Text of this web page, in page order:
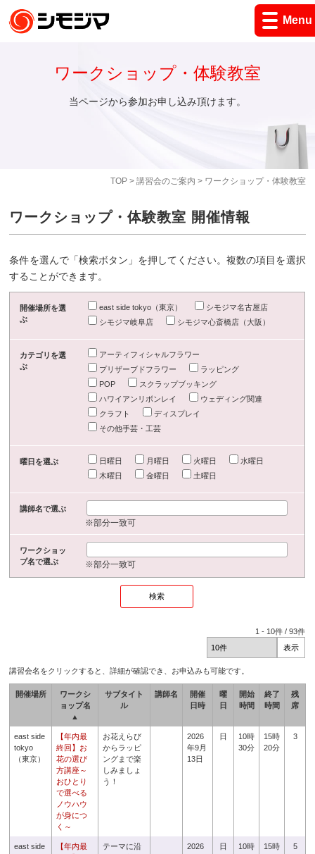
Menu
TOP> 講習会のご案内 > ワークショップ・体験教室
ワークショップ・体験教室
当ページから参加お申し込み頂けます。
ワークショップ・体験教室 開催情報
条件を選んで「検索ボタン」を押してください。複数の項目を選択
することができます。
開催場所を選
ぶ
east side tokyo（東京）
シモジマ名古屋店
シモジマ岐阜店
シモジマ心斎橋店（大阪）
カテゴリを選
ぶ
アーティフィシャルフラワー
プリザーブドフラワー
ラッピング
POP
スクラップブッキング
ハワイアンリボンレイ
ウェディング関連
クラフト
ディスプレイ
その他手芸・工芸
曜日を選ぶ 日曜日 月曜日 火曜日
水曜日
木曜日
金曜日 土曜日
講師名で選ぶ
※部分一致可
ワークショッ
プ名で選ぶ
※部分一致可
1 - 10件 /93件
講習会名をクリックすると、詳細が確認でき、お申込みも可能です。
開催場所
ワークシ
ョップ名
▲
サブタイト
ル
講師名
開催
日時
曜
日
開始
時間
終了
時間
残
席
east side
tokyo
（東京）
【年内最
終回】お
花の選び
方講座～
おひとり
で選べる
ノウハウ
が身につ
く～
お花えらび
からラッピ
ングまで楽
しみましょ
う！
2026
年9月
13日
日
10時
30分
15時
20分
3
east side
【年内最
テーマに沿
2026
日
10時
15時
5